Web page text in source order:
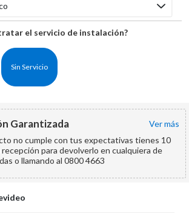
el servicio de instalación?
Sin Servicio
Garantizada
ver más
no cumple con tus expectativas tienes 10
para devolverlo en cualquiera de
o llamando al 0800 4663